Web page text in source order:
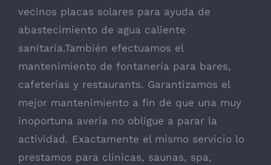
vecinos placas solares para ayuda de
abastecimiento de agua caliente
sanitaria.También efectuamos el
mantenimiento de fontanería para bares,
cafeterías y restaurants. Garantizamos el
mejor mantenimiento a fin de que una muy
inoportuna avería no obligue a parar la
actividad. Exactamente el mismo servicio lo
prestamos para clínicas, saunas, spa,